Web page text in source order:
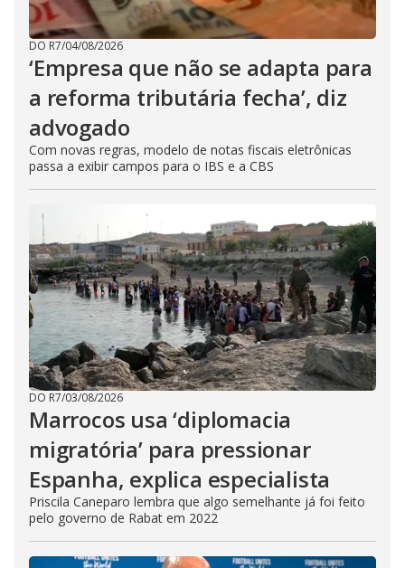
DO R7/04/08/2026
‘Empresa que não se adapta para
a reforma tributária fecha’, diz
advogado
Com novas regras, modelo de notas fiscais eletrônicas
passa a exibir campos para o IBS e a CBS
DO R7/03/08/2026
Marrocos usa ‘diplomacia
migratória’ para pressionar
Espanha, explica especialista
Priscila Caneparo lembra que algo semelhante já foi feito
pelo governo de Rabat em 2022